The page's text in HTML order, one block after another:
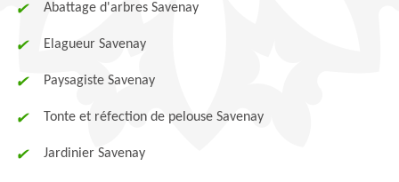
Abattage d'arbres Savenay
Elagueur Savenay
Paysagiste Savenay
Tonte et réfection de pelouse Savenay
Jardinier Savenay